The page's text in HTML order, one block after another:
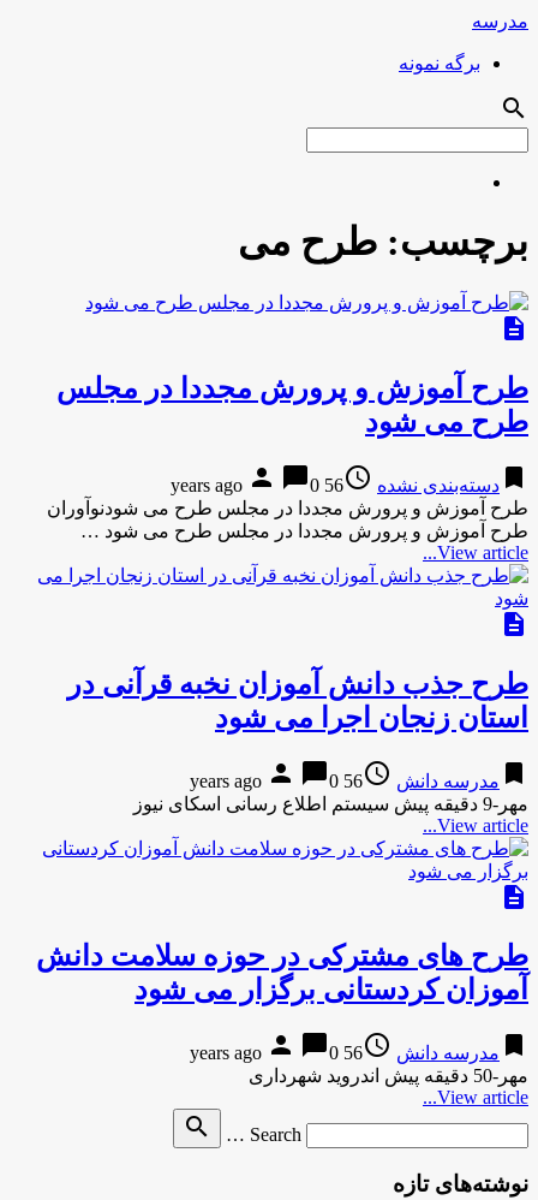
مدرسه
برگه نمونه
search
برچسب: طرح می
description
طرح آموزش و پرورش مجددا در مجلس
طرح می شود
bookmark دسته‌بندی نشده access_time
56 years ago
person chat_bubble0
طرح آموزش و پرورش مجددا در مجلس طرح می شودنوآوران
طرح آموزش و پرورش مجددا در مجلس طرح می شود …
View article...
description
طرح جذب دانش آموزان نخبه قرآنی در
استان زنجان اجرا می شود
bookmark مدرسه دانش access_time
56 years ago
person chat_bubble0
مهر-9 دقیقه پیش سیستم اطلاع رسانی اسکای نیوز
View article...
description
طرح های مشترکی در حوزه سلامت دانش
آموزان کردستانی برگزار می شود
bookmark مدرسه دانش access_time
56 years ago
person chat_bubble0
مهر-50 دقیقه پیش اندروید شهرداری
View article...
Search …
search
نوشته‌های تازه